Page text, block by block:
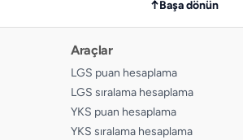
↑Başa dönün
Araçlar
LGS puan hesaplama
LGS sıralama hesaplama
YKS puan hesaplama
YKS sıralama hesaplama